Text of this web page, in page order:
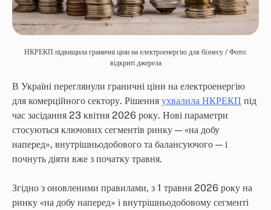
НКРЕКП підвищила граничні ціни на електроенергію для бізнесу / Фото:
відкриті джерела
В Україні переглянули граничні ціни на електроенергію
для комерційного сектору. Рішення ухвалила НКРЕКП під
час засідання 23 квітня 2026 року. Нові параметри
стосуються ключових сегментів ринку — «на добу
наперед», внутрішньодобового та балансуючого — і
почнуть діяти вже з початку травня.
Згідно з оновленими правилами, з 1 травня 2026 року на
ринку «на добу наперед» і внутрішньодобовому сегменті